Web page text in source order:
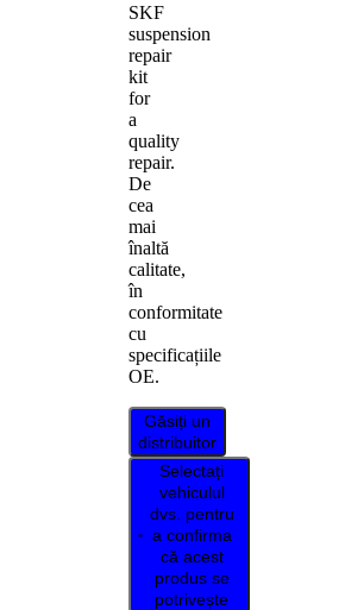
SKF
suspension
repair
kit
for
a
quality
repair.
De
cea
mai
înaltă
calitate,
în
conformitate
cu
specificațiile
OE.
Găsiți un
distribuitor
Selectați
vehiculul
dvs. pentru
a confirma
că acest
produs se
potrivește